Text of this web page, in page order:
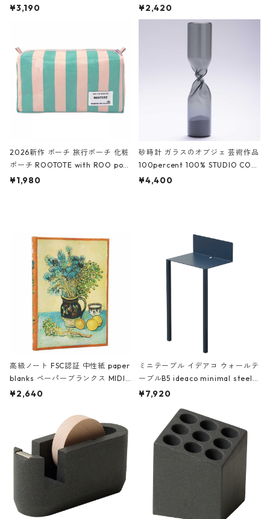
ファスナーポーチ 撥水加工 トラベ
ーガンディー、オフホワイト
¥3,190
大きめ 撥水加工 収納ポーチ CRO
CODILE/Black クロコダイル/ブラ
¥2,420
2026新作 ポーチ 旅行ポーチ 化粧
ポーチ ROOTOTE with ROO pou
ch 3532 ルートート WR.ポーチ.ラ
¥1,980
砂時計 ガラスのオブジェ 芸術作品
100percent 100% STUDIO COH
AKU Timeless 100パーセント ス
¥4,400
高級ノート FSC認証 中性紙 paper
blanks ペーパーブランクス MIDI
ハードカバー 罫線 ヴァン・ゴッホ
¥2,640
ミニテーブル イデアコ ウォールテ
ーブルB5 ideaco minimal steel f
urniture WALL Table B5 ネイビー
¥7,920